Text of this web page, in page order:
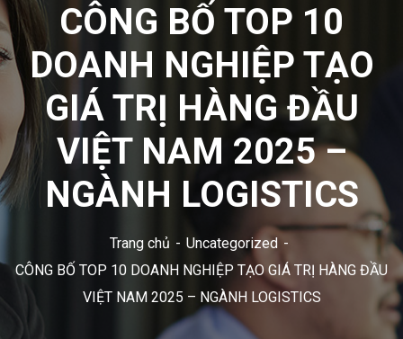
CÔNG BỐ TOP 10
DOANH NGHIỆP TẠO
GIÁ TRỊ HÀNG ĐẦU
VIỆT NAM 2025 –
NGÀNH LOGISTICS
Trang chủ
Uncategorized
CÔNG BỐ TOP 10 DOANH NGHIỆP TẠO GIÁ TRỊ HÀNG ĐẦU
VIỆT NAM 2025 – NGÀNH LOGISTICS